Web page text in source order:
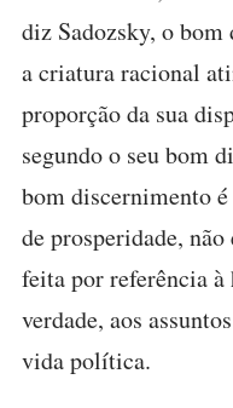
diz Sadozsky, o bom
a criatura racional
proporção da sua
segundo o seu bom
bom discernimento
de prosperidade,
feita por referência
verdade, aos
vida política.